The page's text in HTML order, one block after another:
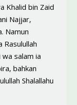
Khalid bin Zaid
Najjar,
Namun
wa salam ia
bahkan
Shalallahu